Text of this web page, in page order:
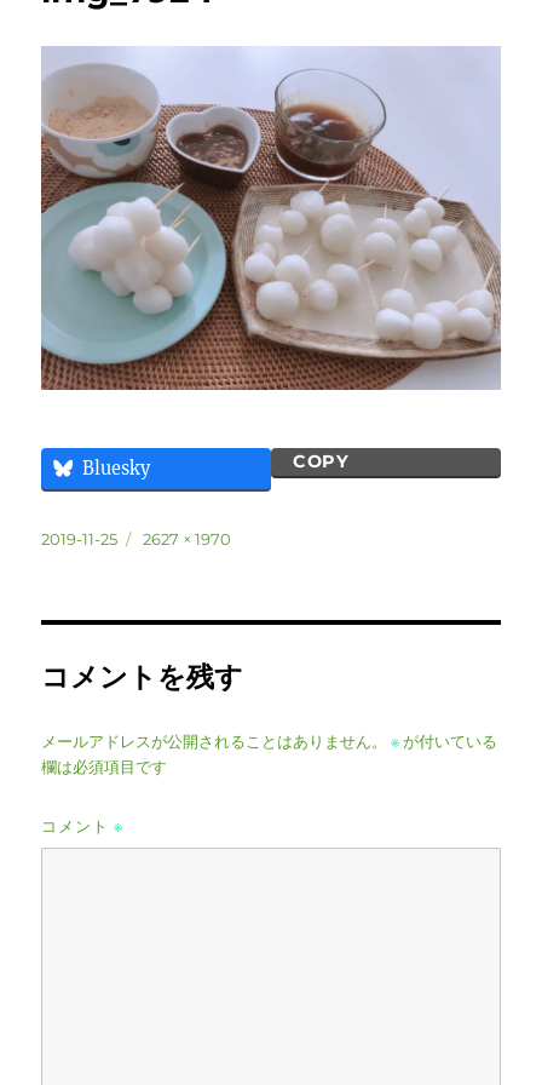
Bluesky COPY
投
2019-11-25
フ
2627 × 1970
コメントを残す
メールアドレスが公開されることはありません。 ※が付いている
欄は必須項目です
コメント※